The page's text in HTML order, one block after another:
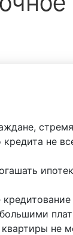
кредита не
не